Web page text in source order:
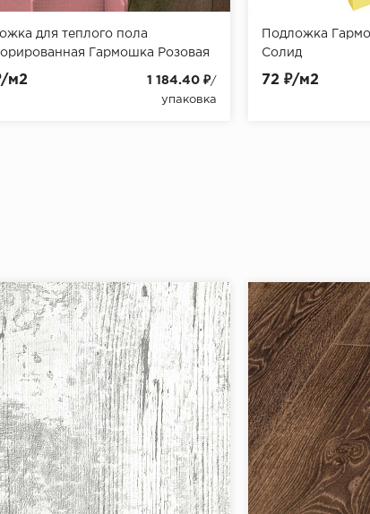
для теплого пола
Гармошка Розовая
Солид
м2 1 184.40 ₽/
упаковка
Подложка
Солид
72 ₽/м2